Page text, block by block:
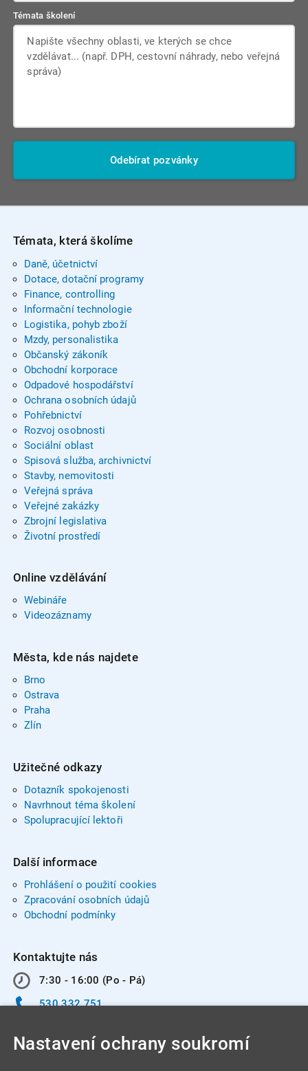
Témata školení
Odebírat pozvánky
Témata, která školíme
Daně, účetnictví
Dotace, dotační programy
Finance, controlling
Informační technologie
Logistika, pohyb zboží
Mzdy, personalistika
Občanský zákoník
Obchodní korporace
Odpadové hospodářství
Ochrana osobních údajů
Pohřebnictví
Rozvoj osobnosti
Sociální oblast
Spisová služba, archivnictví
Stavby, nemovitosti
Veřejná správa
Veřejné zakázky
Zbrojní legislativa
Životní prostředí
Online vzdělávání
Webináře
Videozáznamy
Města, kde nás najdete
Brno
Ostrava
Praha
Zlín
Užitečné odkazy
Dotazník spokojenosti
Navrhnout téma školení
Spolupracující lektoři
Další informace
Prohlášení o použití cookies
Zpracování osobních údajů
Obchodní podmínky
Kontaktujte nás
7:30 - 16:00 (Po - Pá)
530 332 751
Nastavení ochrany soukromí